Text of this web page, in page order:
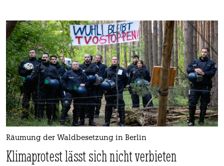
shop
fragen & hilfe
unterstützen
abo
genossenschaft
Räumung der Waldbesetzung in Berlin
Klimaprotest lässt sich nicht verbieten